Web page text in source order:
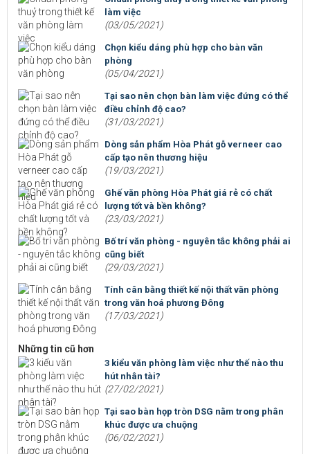
làm việc
(03/05/2021)
Chọn kiểu dáng phù hợp cho bàn văn
phòng
(05/04/2021)
Tại sao nên chọn bàn làm việc đứng có thể
điều chỉnh độ cao?
(31/03/2021)
Dòng sản phẩm Hòa Phát gỗ verneer cao
cấp tạo nên thương hiệu
(19/03/2021)
Ghế văn phòng Hòa Phát giá rẻ có chất
lượng tốt và bền không?
(23/03/2021)
Bố trí văn phòng - nguyên tắc không phải ai
cũng biết
(29/03/2021)
Tính cân bằng thiết kế nội thất văn phòng
trong văn hoá phương Đông
(17/03/2021)
Những tin cũ hơn
3 kiểu văn phòng làm việc như thế nào thu
hút nhân tài?
(27/02/2021)
Tại sao bàn họp tròn DSG nằm trong phân
khúc được ưa chuộng
(06/02/2021)